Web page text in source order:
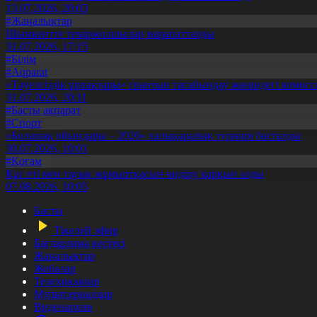
13.07.2026, 20:03
#Жаңалықтар
Шымкентте теміржолшылар марапатталды
31.07.2026, 17:15
#Білім
#Aqparat
«Тәуелсіздік ұрпақтары» грантын тағайындау жөніндегі
31.07.2026, 20:11
#Басты ақпарат
#Спорт
«Болашақ ойындары – 2026» халықаралық турнирі басталды
30.07.2026, 10:01
#Қоғам
Құс еті мен тауық жұмыртқасын өндіру қарқын алды
07.08.2026, 10:05
Басты
Тікелей эфир
Бағдарлама кестесі
Жаңалықтар
Жобалар
Телехикаялар
Мультсериалдар
Видеоархив